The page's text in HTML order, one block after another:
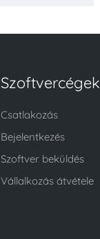
Szoftvercégek
Csatlakozás
Bejelentkezés
Szoftver beküldés
Vállalkozás átvétele